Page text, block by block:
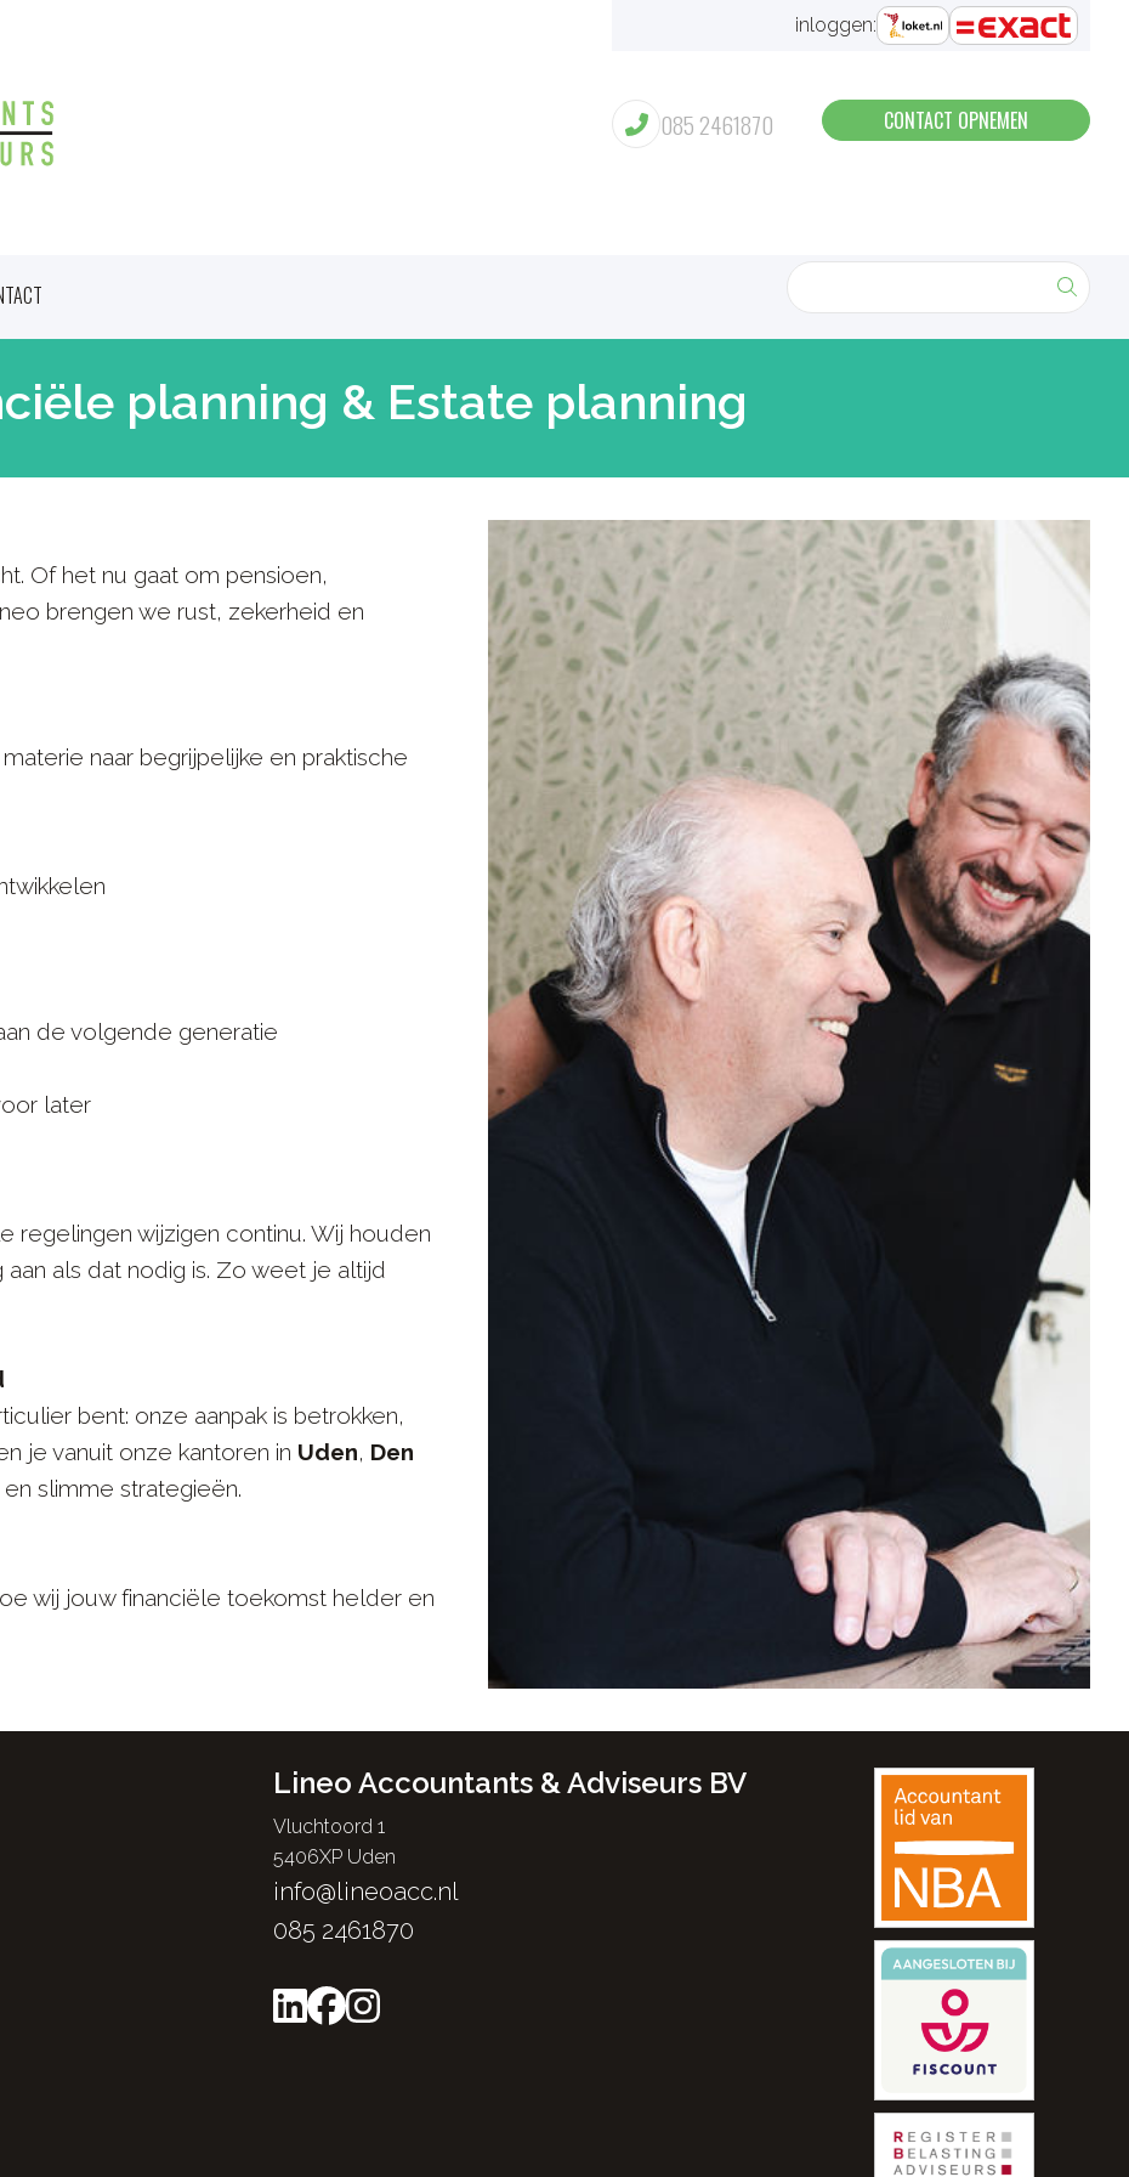
085 2461870 CONTACT OPNEMEN
inloggen:
planning & Estate planning
Of het nu gaat om pensioen,
brengen we rust, zekerheid en
naar begrijpelijke en praktische
de volgende generatie
later
regelingen wijzigen continu. Wij houden
als dat nodig is. Zo weet je altijd
bent: onze aanpak is betrokken,
je vanuit onze kantoren in Uden, Den
slimme strategieën.
wij jouw financiële toekomst helder en
Lineo Accountants & Adviseurs BV
Vluchtoord 1
5406XP Uden
info@lineoacc.nl
085 2461870